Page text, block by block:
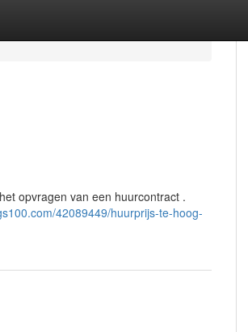
opvragen van een huurcontract .
42089449/huurprijs-te-hoog-